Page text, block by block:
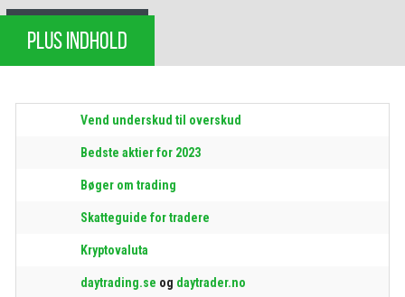
PLUS INDHOLD
Vend underskud til overskud
Bedste aktier for 2023
Bøger om trading
Skatteguide for tradere
Kryptovaluta
daytrading.se og daytrader.no